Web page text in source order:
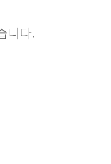
니다.